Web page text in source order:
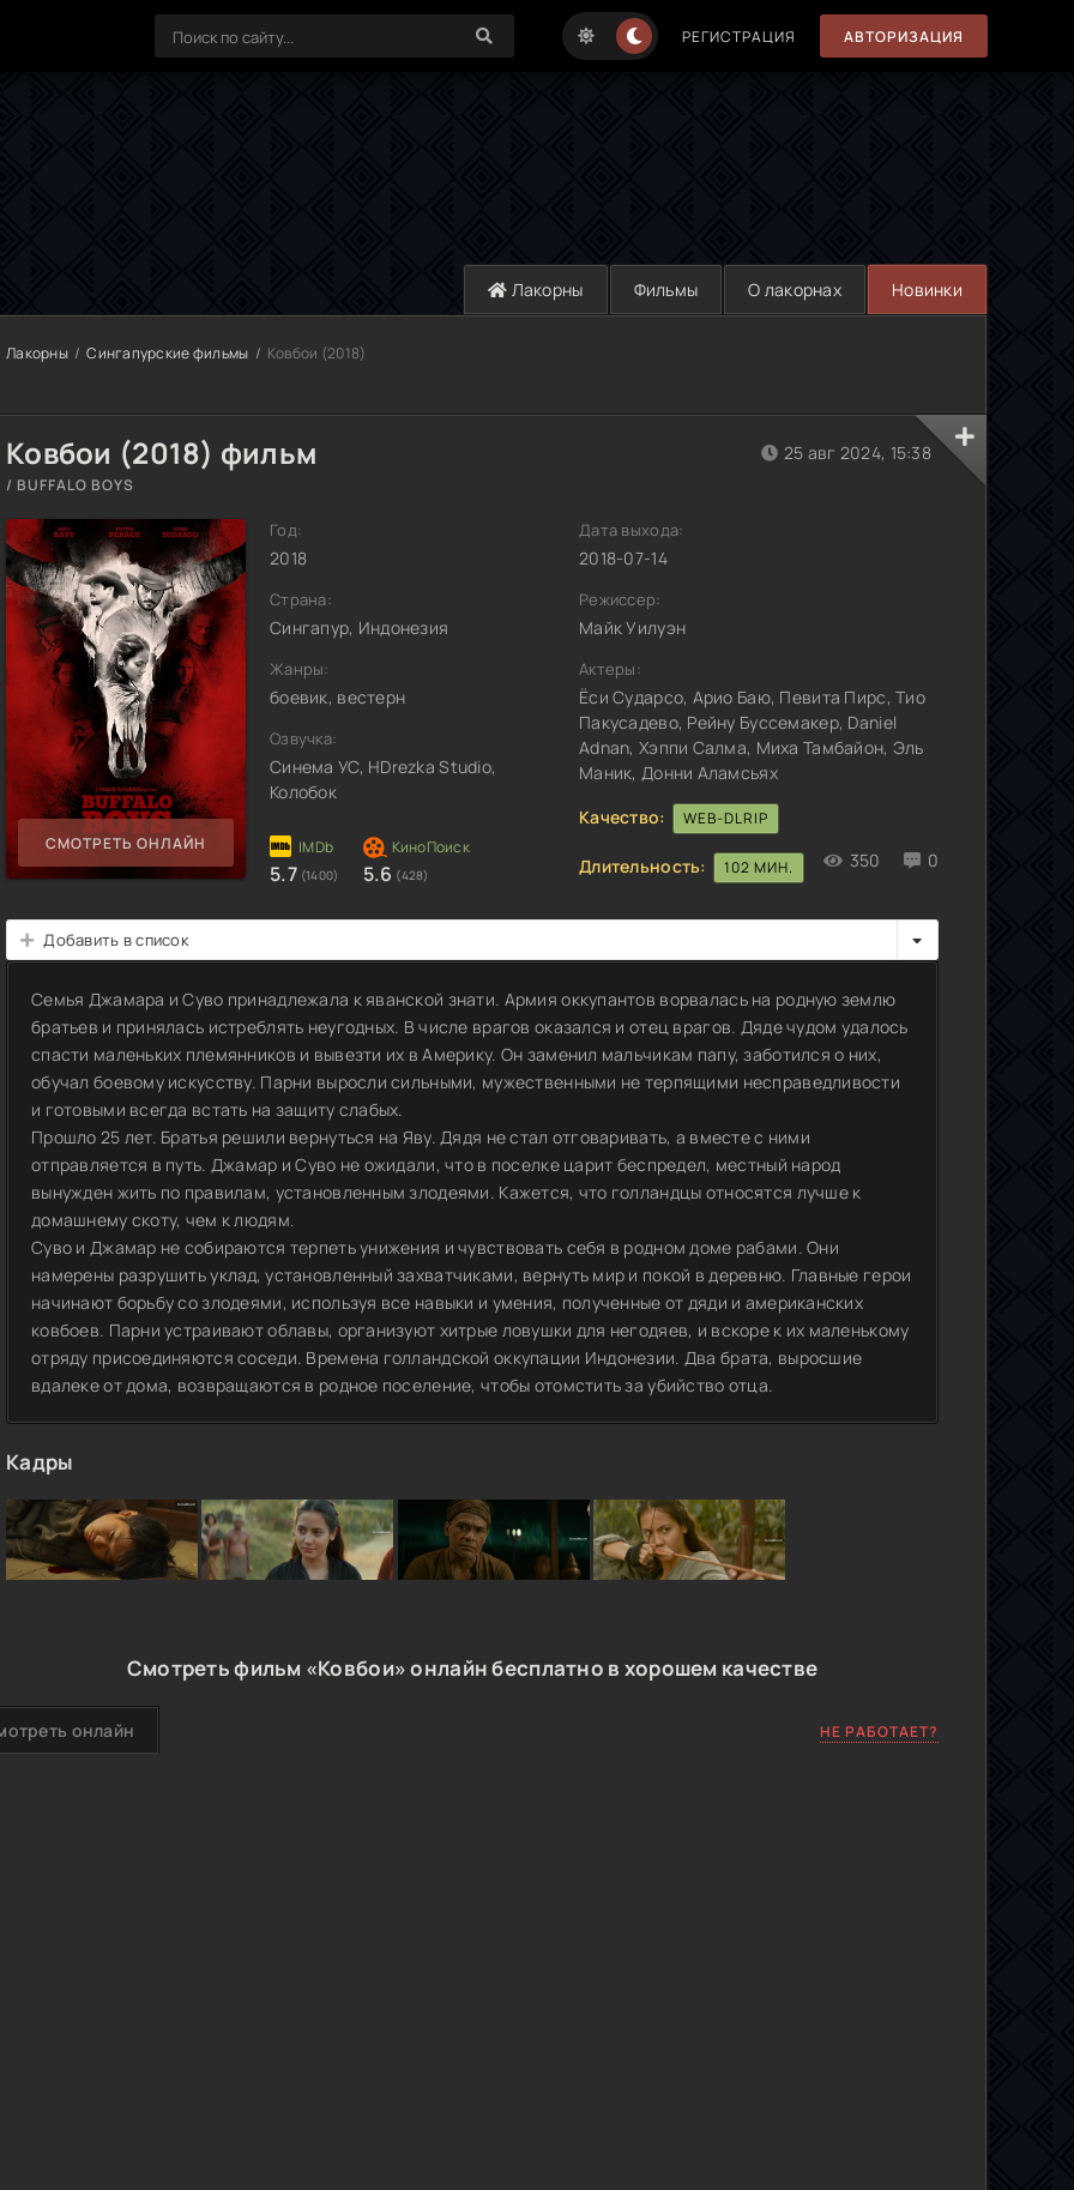
РЕГИСТРАЦИЯ АВТОРИЗАЦИЯ
Лакорны Фильмы О лакорнах Новинки
Лакорны Сингапурские фильмы Ковбои (2018)
Ковбои (2018) фильм
/ BUFFALO BOYS
СМОТРЕТЬ ОНЛАЙН
Год:
2018
Страна:
Сингапур, Индонезия
Жанры:
боевик, вестерн
Озвучка:
Синема УС, HDrezka Studio,
Колобок
5.7 (1400) 5.6 (428)
350 0
25 авг 2024, 15:38
Дата выхода:
2018-07-14
Режиссер:
Майк Уилуэн
Актеры:
Ёси Сударсо, Арио Баю, Певита Пирс, Тио
Пакусадево, Рейну Буссемакер, Daniel
Adnan, Хэппи Салма, Миха Тамбайон, Эль
Маник, Донни Аламсьях
Качество:
WEB-DLRIP
Длительность: 102 МИН.
Добавить в список
Семья Джамара и Суво принадлежала к яванской знати. Армия оккупантов ворвалась на родную землю
братьев и принялась истреблять неугодных. В числе врагов оказался и отец врагов. Дяде чудом удалось
спасти маленьких племянников и вывезти их в Америку. Он заменил мальчикам папу, заботился о них,
обучал боевому искусству. Парни выросли сильными, мужественными не терпящими несправедливости
и готовыми всегда встать на защиту слабых.
Прошло 25 лет. Братья решили вернуться на Яву. Дядя не стал отговаривать, а вместе с ними
отправляется в путь. Джамар и Суво не ожидали, что в поселке царит беспредел, местный народ
вынужден жить по правилам, установленным злодеями. Кажется, что голландцы относятся лучше к
домашнему скоту, чем к людям.
Суво и Джамар не собираются терпеть унижения и чувствовать себя в родном доме рабами. Они
намерены разрушить уклад, установленный захватчиками, вернуть мир и покой в деревню. Главные герои
начинают борьбу со злодеями, используя все навыки и умения, полученные от дяди и американских
ковбоев. Парни устраивают облавы, организуют хитрые ловушки для негодяев, и вскоре к их маленькому
отряду присоединяются соседи. Времена голландской оккупации Индонезии. Два брата, выросшие
вдалеке от дома, возвращаются в родное поселение, чтобы отомстить за убийство отца.
Кадры
Смотреть фильм «Ковбои» онлайн бесплатно в хорошем качестве
онлайн НЕ РАБОТАЕТ?